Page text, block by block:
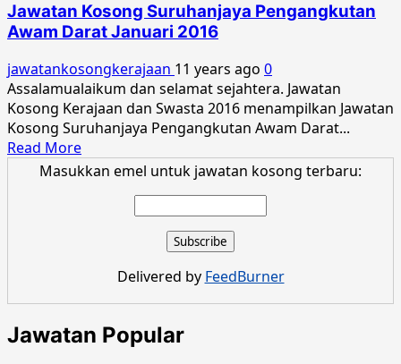
Pengangkutan
Awam
Jun
2016
Jawatan Kosong Suruhanjaya Pengangkutan
Awam Darat Januari 2016
jawatankosongkerajaan 11 years ago 0
Assalamualaikum dan selamat sejahtera. Jawatan
Kosong Kerajaan dan Swasta 2016 menampilkan Jawatan
Kosong Suruhanjaya Pengangkutan Awam Darat...
Read MoreRead
more
Awam
Darat
Januari
2016
Masukkan emel untuk jawatan kosong terbaru:
Delivered by FeedBurner
Jawatan Popular